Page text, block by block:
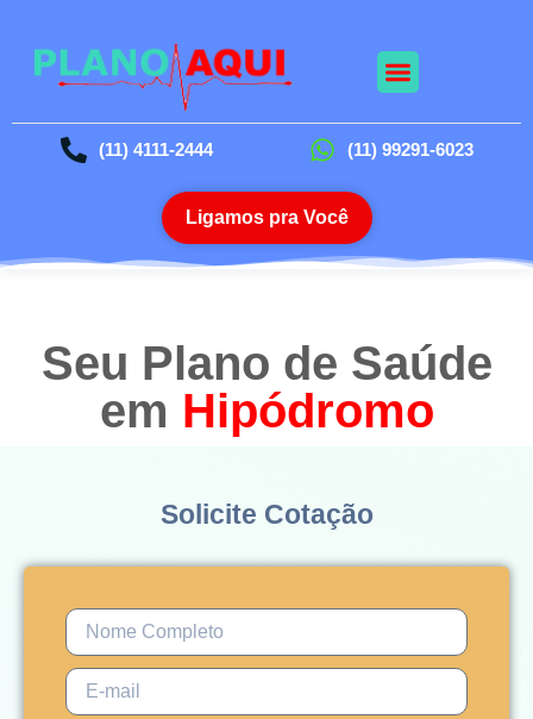
(11) 4111-2444 (11) 99291-6023
Ligamos pra Você
Seu Plano de Saúde
em Hipódromo
Solicite Cotação